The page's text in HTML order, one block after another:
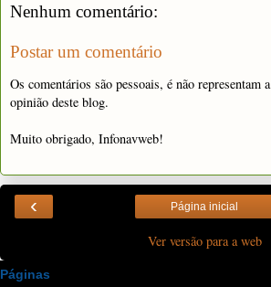
Nenhum comentário:
Postar um comentário
Os comentários são pessoais, é não representam a
opinião deste blog.
Muito obrigado, Infonavweb!
‹ Página inicial
Ver versão para a web
Páginas